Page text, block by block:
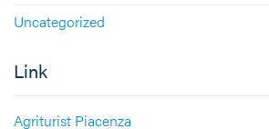
Uncategorized
Link
Agriturist Piacenza